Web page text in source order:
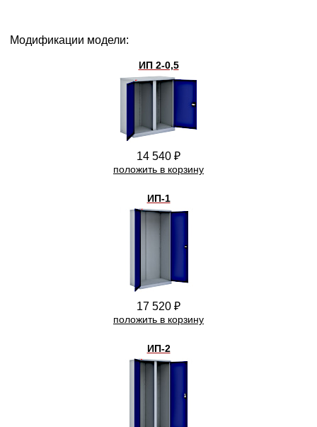
Модификации модели:
ИП 2-0,5
14 540 ₽
положить в корзину
ИП-1
17 520 ₽
положить в корзину
ИП-2